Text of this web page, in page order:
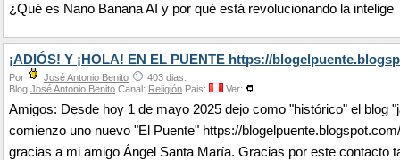
¿Qué es Nano Banana AI y por qué está revolucionando la intelige
¡ADIÓS! Y ¡HOLA! EN EL PUENTE https://
Por José Antonio Benito
403 dias.
Blog José Antonio Benito Canal: Religión Pais: Ver:
Amigos: Desde hoy 1 de mayo 2025 dejo como "histórico" el blog
comienzo uno nuevo "El Puente" https://
gracias a mi amigo Ángel Santa María. Gracias por este contacto